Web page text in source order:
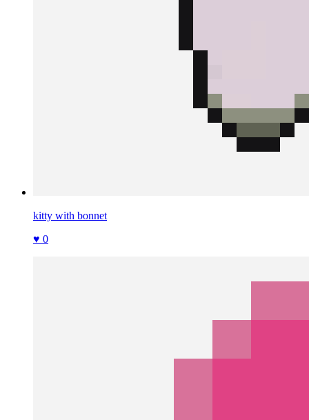
kitty with bonnet
♥ 0